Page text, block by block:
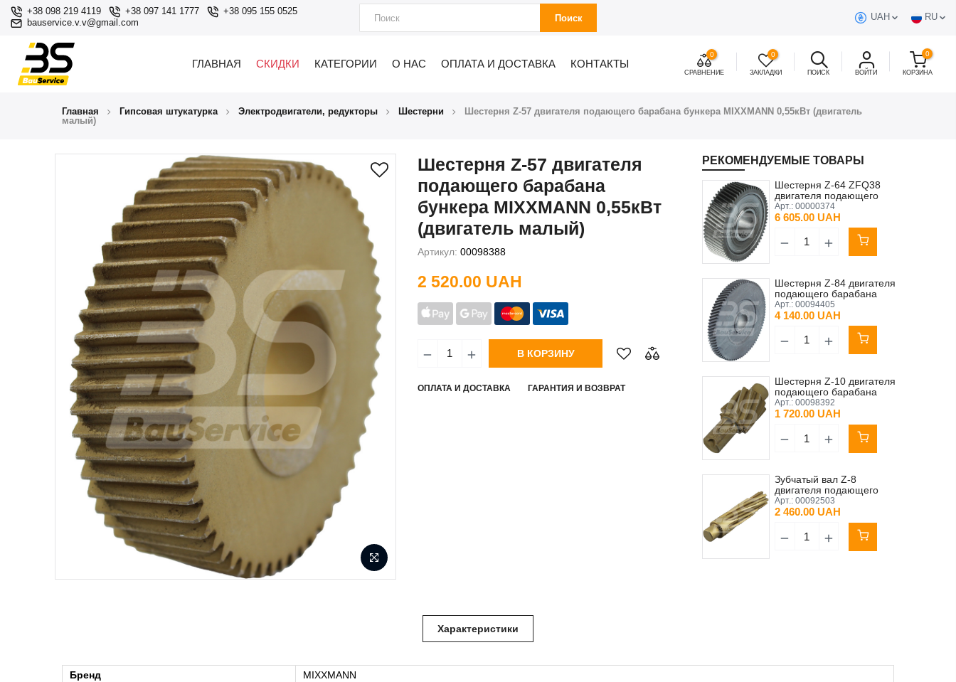
+38 098 219 4119 +38 097 141 1777
+38 095 155 0525
bauservice.v.v@gmail.com
Поиск UAH RU
ГЛАВНАЯ СКИДКИ КАТЕГОРИИ О НАС ОПЛАТА И ДОСТАВКА КОНТАКТЫ
0
СРАВНЕНИЕ
0
ЗАКЛАДКИ ПОИСК ВОЙТИ
0
КОРЗИНА
Главная Гипсовая штукатурка Электродвигатели, редукторы Шестерни
Шестерня Z-57 двигателя подающего барабана бункера MIXXMANN 0,55кВт (двигатель
малый)
Шестерня Z-57 двигателя
подающего барабана
бункера MIXXMANN 0,55кВт
(двигатель малый)
Артикул: 00098388
2 520.00 UAH
В КОРЗИНУ
ОПЛАТА И ДОСТАВКА ГАРАНТИЯ И ВОЗВРАТ
РЕКОМЕНДУЕМЫЕ ТОВАРЫ
Шестерня Z-64 ZFQ38
двигателя подающего
барабана PFT Original
Арт.: 00000374
6 605.00 UAH
Шестерня Z-84 двигателя
подающего барабана
NORD SK71 L/6
Арт.: 00094405
4 140.00 UAH
Шестерня Z-10 двигателя
подающего барабана
MIXXMANN 0,55кВт
(двигатель малый)
Арт.: 00098392
1 720.00 UAH
Зубчатый вал Z-8
двигателя подающего
барабана PFT
Арт.: 00092503
2 460.00 UAH
Характеристики
Бренд
MIXXMANN